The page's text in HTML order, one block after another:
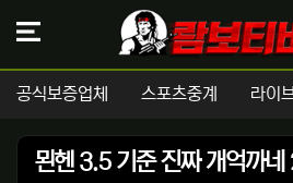
공식보증업체 스포츠중계 라이
묀헨 3.5 기준 진짜 개억까